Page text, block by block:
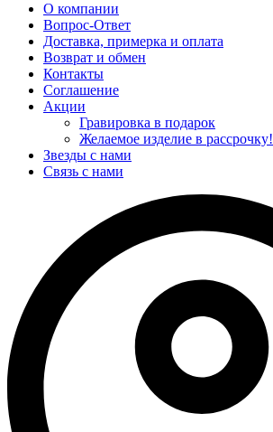
О компании
Вопрос-Ответ
Доставка, примерка и оплата
Возврат и обмен
Контакты
Соглашение
Акции
Гравировка в подарок
Желаемое изделие в рассрочку!
Звезды с нами
Связь с нами